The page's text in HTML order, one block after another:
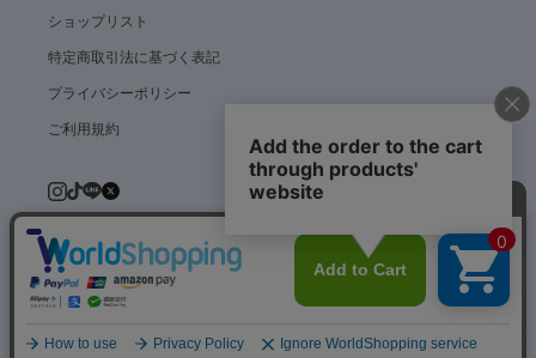
ショップリスト
特定商取引法に基づく表記
プライバシーポリシー
ご利用規約
© weardept co.,ltd. All rights reserved.